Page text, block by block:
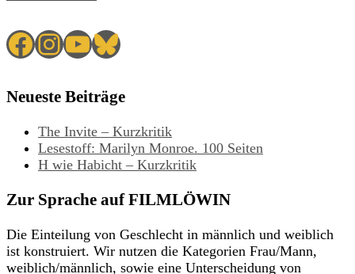
Facebook
Instagram
YouTube
Bluesky
Neueste Beiträge
The Invite – Kurzkritik
Lesestoff: Marilyn Monroe. 100 Seiten
H wie Habicht – Kurzkritik
Zur Sprache auf FILMLÖWIN
Die Einteilung von Geschlecht in männlich und weiblich
ist konstruiert. Wir nutzen die Kategorien Frau/Mann,
weiblich/männlich, sowie eine Unterscheidung von